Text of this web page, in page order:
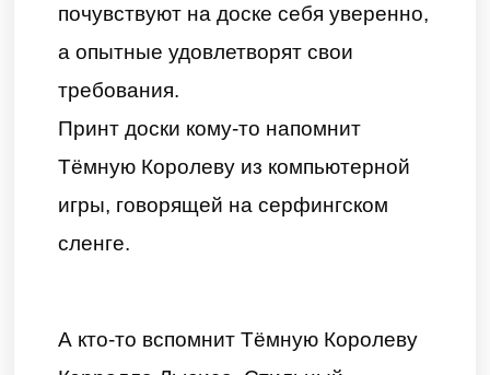
почувствуют на доске себя уверенно,
а опытные удовлетворят свои
требования.
Принт доски кому-то напомнит
Тёмную Королеву из компьютерной
игры, говорящей на серфингском
сленге.
А кто-то вспомнит Тёмную Королеву